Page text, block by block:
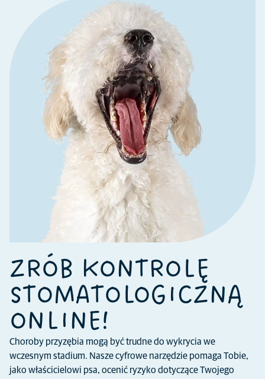
ZRÓB KONTROLĘ
STOMATOLOGICZNĄ
ONLINE!
Choroby przyzębia mogą być trudne do wykrycia we
wczesnym stadium. Nasze cyfrowe narzędzie pomaga Tobie,
jako właścicielowi psa, ocenić ryzyko dotyczące Twojego